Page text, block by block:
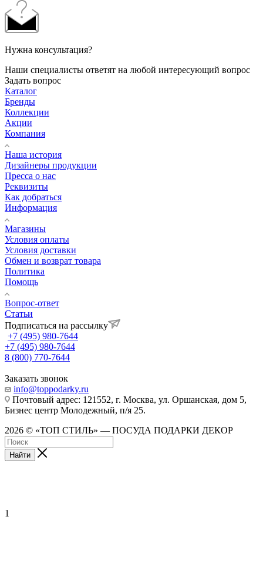
Нужна консультация?
Наши специалисты ответят на любой интересующий вопрос
Задать вопрос
Каталог
Бренды
Коллекции
Акции
Компания
Наша история
Дизайнеры продукции
Пресса о нас
Реквизиты
Как добраться
Информация
Магазины
Условия оплаты
Условия доставки
Обмен и возврат товара
Политика
Помощь
Вопрос-ответ
Статьи
Подписаться на рассылку
+7 (495) 980-7644
+7 (495) 980-7644
8 (800) 770-7644
Заказать звонок
info@toppodarky.ru
Почтовый адрес: 121552, г. Москва, ул. Оршанская, дом 5,
Бизнес центр Молодежный, п/я 25.
2026 © «ТОП СТИЛЬ» — ПОСУДА ПОДАРКИ ДЕКОР
Найти
1